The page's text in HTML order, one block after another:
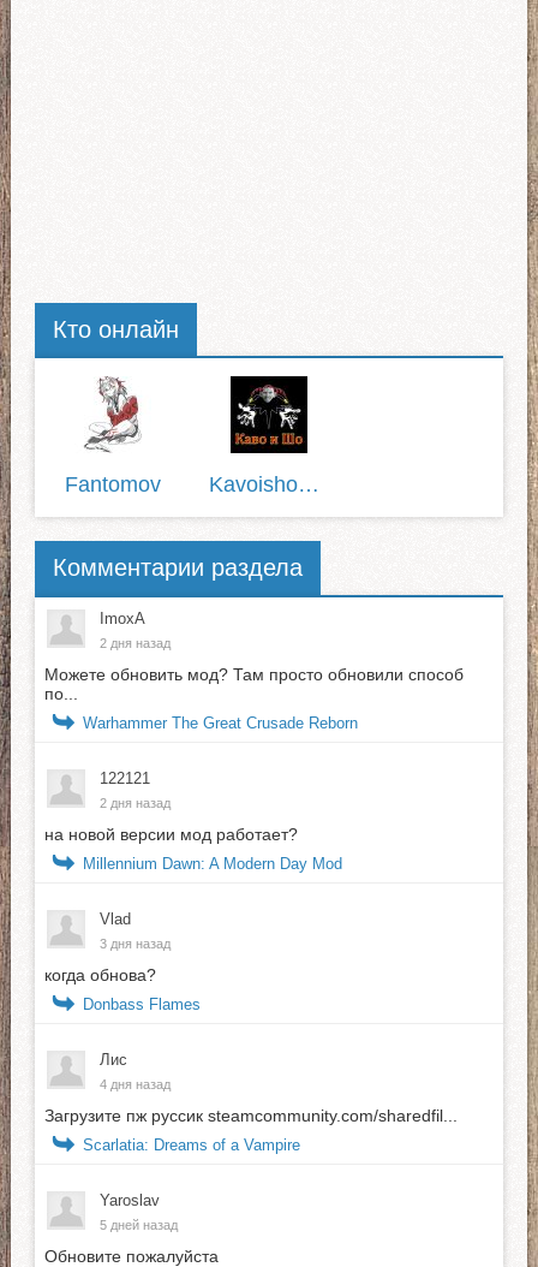
Кто онлайн
Fantomov Kavoisho1337
Комментарии раздела
ImoxA
2 дня назад
Можете обновить мод? Там просто обновили способ
по...
Warhammer The Great Crusade Reborn
122121
2 дня назад
на новой версии мод работает?
Millennium Dawn: A Modern Day Mod
Vlad
3 дня назад
когда обнова?
Donbass Flames
Лис
4 дня назад
Загрузите пж руссик steamcommunity.com/sharedfil...
Scarlatia: Dreams of a Vampire
Yaroslav
5 дней назад
Обновите пожалуйста